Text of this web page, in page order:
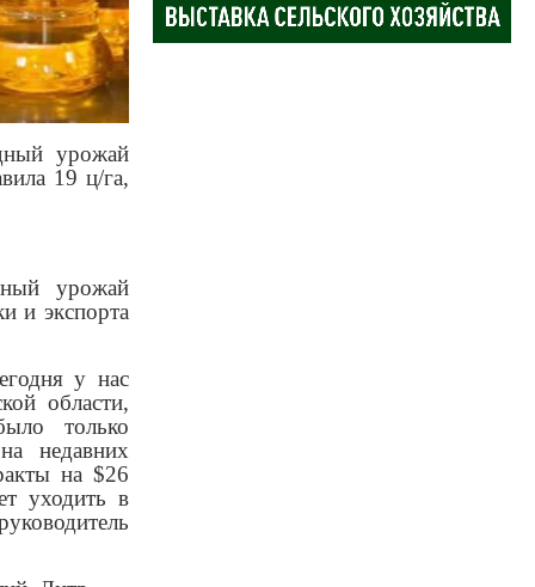
урожай
19 ц/га,
урожай
и экспорта
у нас
области,
только
недавних
на $26
уходить в